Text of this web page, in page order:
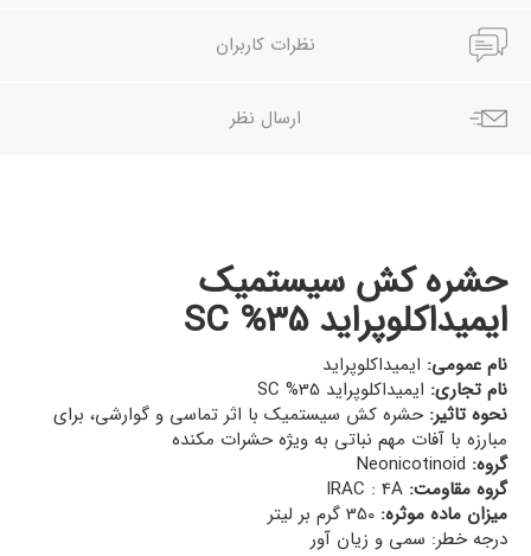
نظرات کاربران
ارسال نظر
حشره کش سیستمیک
ایمیداکلوپراید SC %35
نام عمومی: ایمیداکلوپراید
نام تجاری: ایمیداکلوپراید SC %35
نحوه تاثیر: حشره کش سیستمیک با اثر تماسی و گوارشی، برای
مبارزه با آفات مهم نباتی به ویژه حشرات مکنده
گروه:
گروه مقاومت:
میزان ماده موثره:
درجه خطر: سمی و زیان آور